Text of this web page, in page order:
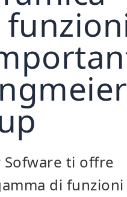
Sofware ti offre
di funzioni